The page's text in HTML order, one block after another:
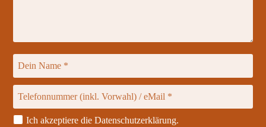
Ich akzeptiere dieDatenschutzerklärung.